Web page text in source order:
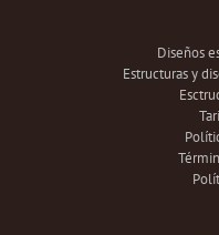
Diseños
Estructuras y